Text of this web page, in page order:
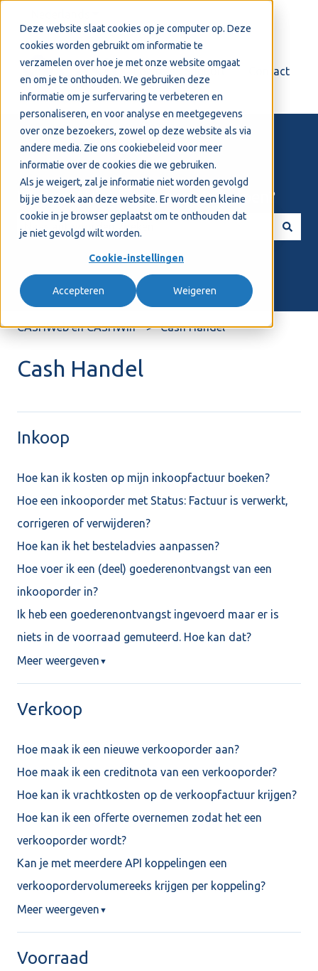
Deze website slaat cookies op je computer op. Deze
cookies worden gebruikt om informatie te
verzamelen over hoe je met onze website omgaat
en om je te onthouden. We gebruiken deze
informatie om je surfervaring te verbeteren en
personaliseren, en voor analyse en meetgegevens
over onze bezoekers, zowel op deze website als via
andere media. Zie ons cookiebeleid voor meer
informatie over de cookies die we gebruiken.
Als je weigert, zal je informatie niet worden gevolgd
bij je bezoek aan deze website. Er wordt een kleine
cookie in je browser geplaatst om te onthouden dat
je niet gevolgd wilt worden.
Cookie-instellingen
Accepteren Weigeren
Support Contact
Welkom! Hoe kunnen we je helpen?
CASHWeb en CASHWin Cash Handel
Cash Handel
Inkoop
Hoe kan ik kosten op mijn inkoopfactuur boeken?
Hoe een inkooporder met Status: Factuur is verwerkt,
corrigeren of verwijderen?
Hoe kan ik het besteladvies aanpassen?
Hoe voer ik een (deel) goederenontvangst van een
inkooporder in?
Ik heb een goederenontvangst ingevoerd maar er is
niets in de voorraad gemuteerd. Hoe kan dat?
Meer weergeven ▼
Verkoop
Hoe maak ik een nieuwe verkooporder aan?
Hoe maak ik een creditnota van een verkooporder?
Hoe kan ik vrachtkosten op de verkoopfactuur krijgen?
Hoe kan ik een offerte overnemen zodat het een
verkooporder wordt?
Kan je met meerdere API koppelingen een
verkoopordervolumereeks krijgen per koppeling?
Meer weergeven ▼
Voorraad